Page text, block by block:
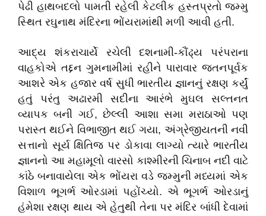
પેઢી હાથબદલો પામતી રહેલી કેટલીક હસ્તપ્રતો જમ્મુ
સ્થિત રઘુનાથ મંદિરના ભોંયરામાંથી મળી આવી હતી.
આદ્ય શંકરાચાર્યે રચેલી દશનામી-કૌંઢ્ય
પરંપરાના
વાહકોએ તદ્દન ગુમનામીમાં રહીને પારાવાર જતનપૂર્વક
આશરે એક હજાર વર્ષ સુધી ભારતીય જ્ઞાનનું રક્ષણ કર્યું
હતું
પરંતુ અઢારમી સદીના આરંભે મુઘલ
સલ્તનત
વ્યાપક બની ગઈ,છેલ્લી આશા સમા મરાઠાઓ પણ
પરાસ્ત થઈને વિભાજીત થઈ ગયા, અંગ્રેજીયતની નવી
સત્તાનો સૂર્ય ક્ષિતિજ પર ડોકાવા લાગ્યો ત્યારે ભારતીય
જ્ઞાનનો આ મહામૂલો વારસો કાશ્મીરની ચિનાબ નદી વાટે
કાંઠે બનાવાયેલા એક ભોંયરા વડે જમ્મુની મધ્યમાં એક
વિશાળ ભૂગર્ભ ઓરડામાં પહોંચ્યો. એ ભૂગર્ભ ઓરડાનું
હંમેશા રક્ષણ થાય એ હેતુથી તેના પર મંદિર બાંધી દેવામાં